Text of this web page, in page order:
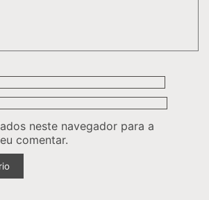
neste navegador para a
comentar.